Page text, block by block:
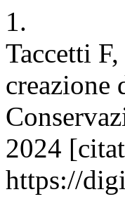
1.
Taccetti
creazione
2024
https://